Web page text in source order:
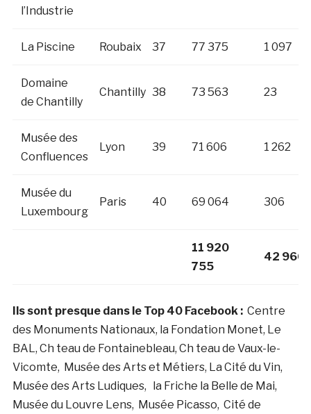
l’Industrie
La Piscine Roubaix 37 77 375 1 097
Domaine
de Chantilly
Chantilly 38 73 563 23
Musée des
Confluences
Lyon 39 71 606 1 262
Musée du
Luxembourg
Paris 40 69 064 306
11 920
755
42 966
Ils sont presque dans le Top 40 Facebook :Centre
des Monuments Nationaux, la Fondation Monet, Le
BAL, Ch teau de Fontainebleau, Ch teau de Vaux-le-
Vicomte, Musée des Arts et Métiers, La Cité du Vin,
Musée des Arts Ludiques, la Friche la Belle de Mai,
Musée du Louvre Lens, Musée Picasso, Cité de